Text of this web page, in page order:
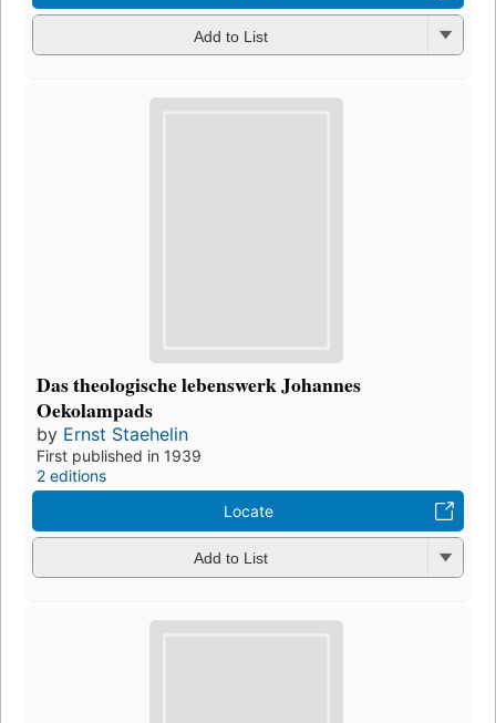
Add to List
Das theologische lebenswerk Johannes
Oekolampads
by Ernst Staehelin
First published in 1939
2 editions
Locate
Add to List